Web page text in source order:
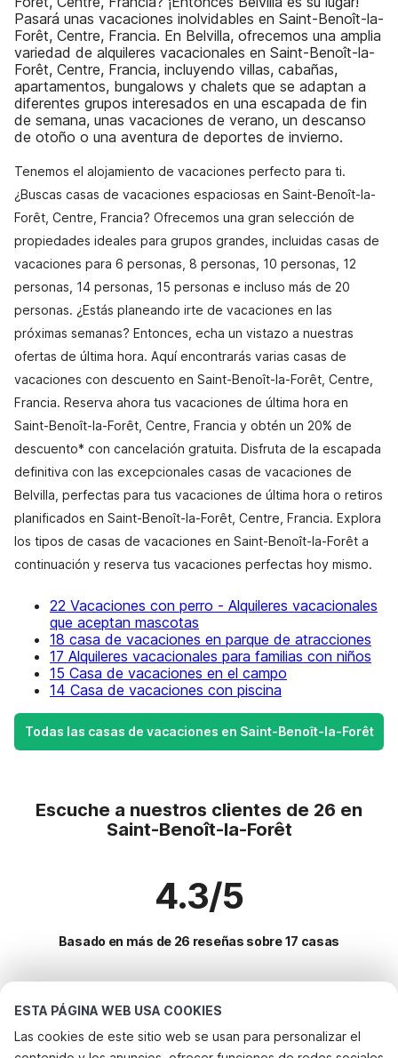
ESTA PÁGINA WEB USA COOKIES
Las cookies de este sitio web se usan para personalizar el
Pasará unas vacaciones inolvidables en Saint-Benoît-la-
Forêt, Centre, Francia. En Belvilla, ofrecemos una amplia
variedad de alquileres vacacionales en Saint-Benoît-la-
Forêt, Centre, Francia, incluyendo villas, cabañas,
apartamentos, bungalows y chalets que se adaptan a
diferentes grupos interesados en una escapada de fin
de semana, unas vacaciones de verano, un descanso
de otoño o una aventura de deportes de invierno.
Tenemos el alojamiento de vacaciones perfecto para ti.
¿Buscas casas de vacaciones espaciosas en Saint-Benoît-la-
Forêt, Centre, Francia? Ofrecemos una gran selección de
propiedades ideales para grupos grandes, incluidas casas de
vacaciones para 6 personas, 8 personas, 10 personas, 12
personas, 14 personas, 15 personas e incluso más de 20
personas. ¿Estás planeando irte de vacaciones en las
próximas semanas? Entonces, echa un vistazo a nuestras
ofertas de última hora. Aquí encontrarás varias casas de
vacaciones con descuento en Saint-Benoît-la-Forêt, Centre,
Francia. Reserva ahora tus vacaciones de última hora en
Saint-Benoît-la-Forêt, Centre, Francia y obtén un 20% de
descuento* con cancelación gratuita. Disfruta de la escapada
definitiva con las excepcionales casas de vacaciones de
Belvilla, perfectas para tus vacaciones de última hora o retiros
planificados en Saint-Benoît-la-Forêt, Centre, Francia. Explora
los tipos de casas de vacaciones en Saint-Benoît-la-Forêt a
continuación y reserva tus vacaciones perfectas hoy mismo.
22 Vacaciones con perro - Alquileres vacacionales
que aceptan mascotas
18 casa de vacaciones en parque de atracciones
17 Alquileres vacacionales para familias con niños
15 Casa de vacaciones en el campo
14 Casa de vacaciones con piscina
Todas las casas de vacaciones en Saint-Benoît-la-Forêt
Escuche a nuestros clientes de 26 en
Saint-Benoît-la-Forêt
4.3/5
Basado en más de 26 reseñas sobre 17 casas
Destinos más populares para vacaciones
Ciudades con los mejores servicios para vacaciones